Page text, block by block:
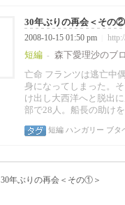
30年ぶりの再会＜その
2008-10-15 01:50 pm
短編 -
森下愛理沙のブ
亡命 フランツは逃亡中
身になってしまった。
け出し大西洋へと脱出
部で28人。船長の助け
短編 ハンガリー ブタ
30年ぶりの再会＜その①＞